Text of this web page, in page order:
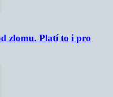
zlomu. Platí to i pro